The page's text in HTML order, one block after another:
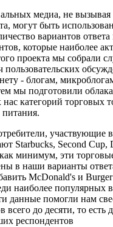
медиа, не
могут быть
вариантов ответа
которые наиболее
проекта мы собрали
пользовательских
- блогам,
мы подготовили
категорий торговых
питания.
участвующие
Starbucks, Second Cup,
минимум, эти
в наши варианты
McDonald's и
наиболее популярных
данные помогли нам
до десяти, то есть
респондентов